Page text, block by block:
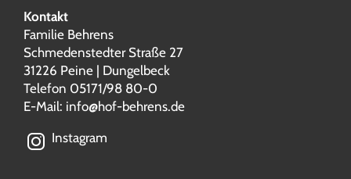
Kontakt
Familie Behrens
Schmedenstedter Straße 27
31226 Peine | Dungelbeck
Telefon 05171/98 80-0
E-Mail: info@hof-behrens.de
Instagram